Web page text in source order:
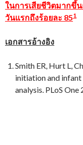
ในการเสียชีวิตมากขึ้
วันแรกถึงร้อยละ 851
เอกสารอ้างอิง
Smith ER, Hurt L,
initiation and
analysis. PLoS